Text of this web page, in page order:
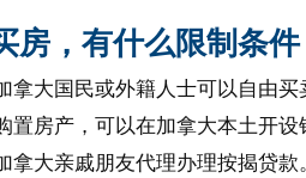
房，有什么限制条件
拿大国民或外籍人士可以自由
置房产，可以在加拿大本土开
拿大亲戚朋友代理办理按揭贷